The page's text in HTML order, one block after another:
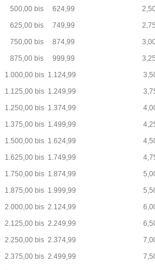
500,00 bis 624,99
625,00 bis 749,99
750,00 bis 874,99
875,00 bis 999,99
1.000,00 bis
1.125,00 bis
1.250,00 bis
1.375,00 bis
1.500,00 bis
1.625,00 bis
1.750,00 bis
1.875,00 bis
2.000,00 bis
2.125,00 bis
2.250,00 bis
2.375,00 bis